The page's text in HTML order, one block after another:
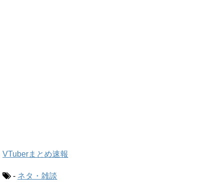
VTuberまとめ速報
- ネタ・雑談